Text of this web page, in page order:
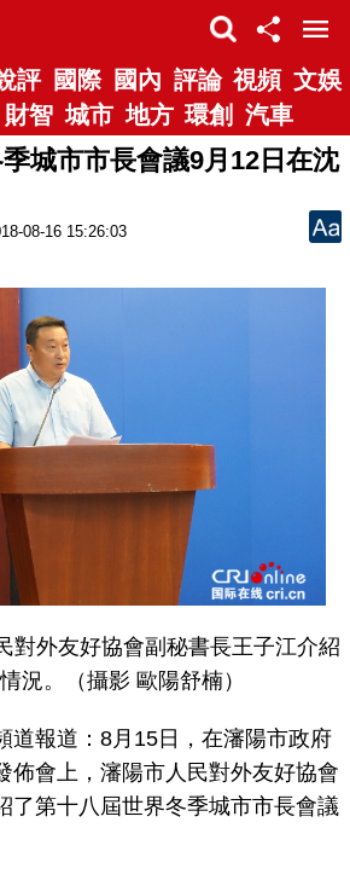
評 國際 國內 評論 視頻 文娛
財智 城市 地方 環創 汽車
城市市長會議9月12日在沈
08-16 15:26:03
對外友好協會副秘書長王子江介紹
況。（攝影 歐陽舒楠）
報道：8月15日，在瀋陽市政府
佈會上，瀋陽市人民對外友好協會
了第十八屆世界冬季城市市長會議